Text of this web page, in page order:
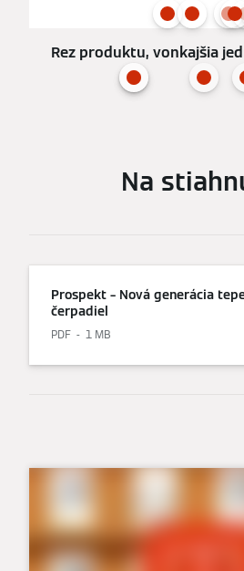
Rez produktu, vonkajšia
Na
Prospekt – Nová generácia
čerpadiel
PDF 1 MB